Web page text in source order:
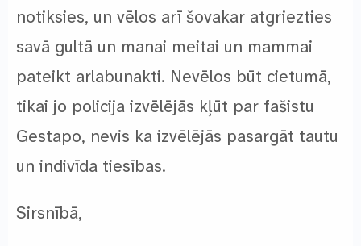
notiksies, un vēlos arī šovakar atgriezties
savā gultā un manai meitai un mammai
pateikt arlabunakti. Nevēlos būt cietumā,
tikai jo policija izvēlējās kļūt par fašistu
Gestapo, nevis ka izvēlējās pasargāt tautu
un indivīda tiesības.
Sirsnībā,